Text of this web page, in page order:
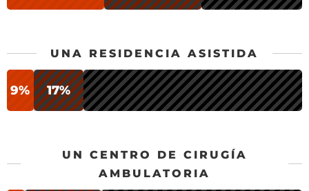
UNA RESIDENCIA ASISTIDA
9% 17%
UN CENTRO DE CIRUGÍA
AMBULATORIA